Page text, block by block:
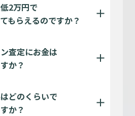
2万円で
もらえるのですか？
査定にお金は
か？
どのくらいで
か？